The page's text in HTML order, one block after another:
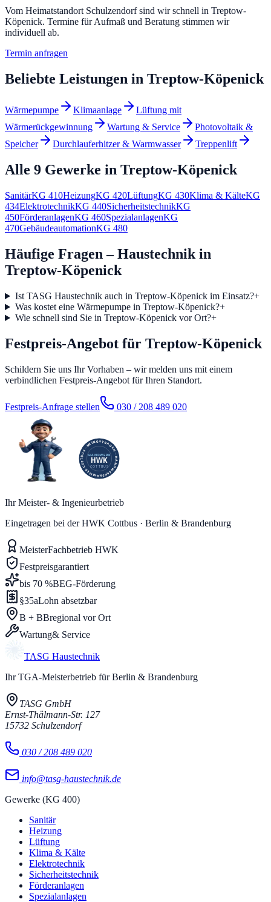
Vom Heimatstandort Schulzendorf sind wir schnell in Treptow-
Köpenick. Termine für Aufmaß und Beratung stimmen wir
individuell ab.
Termin anfragen
Beliebte Leistungen in Treptow-Köpenick
Wärmepumpe Klimaanlage
Lüftung mit
Wärmerückgewinnung
Wartung & Service
Photovoltaik &
Speicher
Durchlauferhitzer & Warmwasser Treppenlift
Alle 9 Gewerke in Treptow-Köpenick
SanitärKG 410HeizungKG 420LüftungKG 430Klima & KälteKG
434ElektrotechnikKG 440SicherheitstechnikKG
450FörderanlagenKG 460SpezialanlagenKG
470GebäudeautomationKG 480
Häufige Fragen – Haustechnik in
Treptow-Köpenick
Ist TASG Haustechnik auch in Treptow-Köpenick im Einsatz?+
Was kostet eine Wärmepumpe in Treptow-Köpenick?+
Wie schnell sind Sie in Treptow-Köpenick vor Ort?+
Festpreis-Angebot für Treptow-Köpenick
Schildern Sie uns Ihr Vorhaben – wir melden uns mit einem
verbindlichen Festpreis-Angebot für Ihren Standort.
Festpreis-Anfrage stellen 030 / 208 489 020
Ihr Meister- & Ingenieurbetrieb
Eingetragen bei der HWK Cottbus · Berlin & Brandenburg
MeisterFachbetrieb HWK
Festpreisgarantiert
bis 70 %BEG-Förderung
§35aLohn absetzbar
B + BBregional vor Ort
Wartung& Service
TASG Haustechnik
Ihr TGA-Meisterbetrieb für Berlin & Brandenburg
TASG GmbH
Ernst-Thälmann-Str. 127
15732 Schulzendorf
030 / 208 489 020
info@tasg-haustechnik.de
Gewerke (KG 400)
Sanitär
Heizung
Lüftung
Klima & Kälte
Elektrotechnik
Sicherheitstechnik
Förderanlagen
Spezialanlagen